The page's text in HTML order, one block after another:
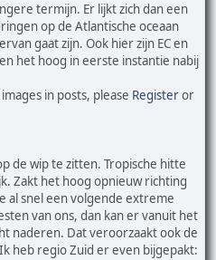
termijn. Er lijkt zich dan een
op de Atlantische oceaan
gaat zijn. Ook hier zijn EC en
het hoog in eerste instantie nabij
in posts, please Registeror
de wip te zitten. Tropische hitte
Zakt het hoog opnieuw richting
al snel een volgende extreme
van ons, dan kan er vanuit het
naderen. Dat veroorzaakt ook de
heb regio Zuid er even bijgepakt: